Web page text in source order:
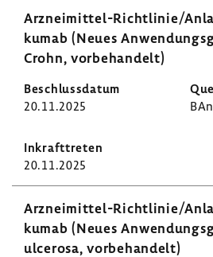
Arzneimittel-​Richtlinie/
kumab (Neues
Crohn, vorbe­han­delt)
20.11.2025
20.11.2025
Arzneimittel-​Richtlinie/
kumab (Neues
ulce­rosa, vorbe­han­delt)